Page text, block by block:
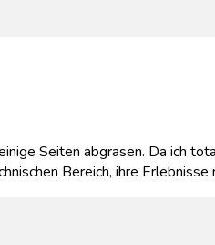
Seiten abgrasen. Da ich
Bereich, ihre